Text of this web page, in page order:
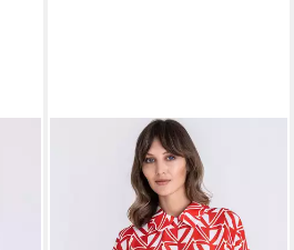
Klassische Bluse mit
elastischem Bund
UVP 99,99 €